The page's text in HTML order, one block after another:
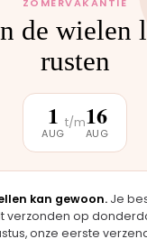
1330
ons zeggen
de wielen
rusten
1
AUG
t/m16
AUG
kan gewoon. Je
verzonden op
onze eerste